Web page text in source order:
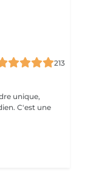
213
unique,
une